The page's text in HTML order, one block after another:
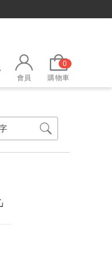
會員
0
購物車